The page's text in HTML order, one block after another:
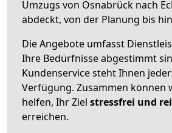
Umzugs von Osnabrück nach
abdeckt, von der Planung bis
Die Angebote umfasst
Ihre Bedürfnisse abgestimmt
Kundenservice steht Ihnen
Verfügung. Zusammen können
helfen, Ihr Ziel stressfrei und
erreichen.